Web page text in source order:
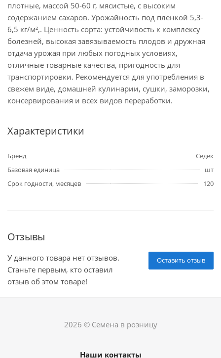
плотные, массой 50-60 г, мясистые, с высоким
содержанием сахаров. Урожайность под пленкой 5,3-
6,5 кг/м²,. Ценность сорта: устойчивость к комплексу
болезней, высокая завязываемость плодов и дружная
отдача урожая при любых погодных условиях,
отличные товарные качества, пригодность для
транспортировки. Рекомендуется для употребления в
свежем виде, домашней кулинарии, сушки, заморозки,
консервирования и всех видов переработки.
Характеристики
Бренд
Седек
Базовая единица
шт
Срок годности, месяцев
120
Отзывы
Оставить отзыв
У данного товара нет отзывов.
Станьте первым, кто оставил
отзыв об этом товаре!
2026 © Семена в розницу
Наши контакты